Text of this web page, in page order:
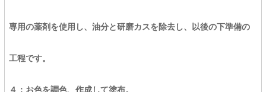
専用の薬剤を使用し、油分と研磨カスを除去し、以後の下準備の
工程です。
４：お色を調色、作成して塗布。